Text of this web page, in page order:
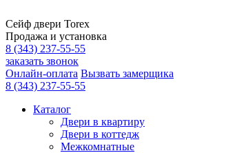
Сейф двери Torex
Продажа и установка
8 (343) 237-55-55
заказать звонок
Онлайн-оплата Вызвать замерщика
8 (343) 237-55-55
Каталог
Двери в квартиру
Двери в коттедж
Межкомнатные